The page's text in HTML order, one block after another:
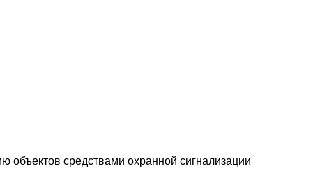
объектов средствами охранной сигнализации